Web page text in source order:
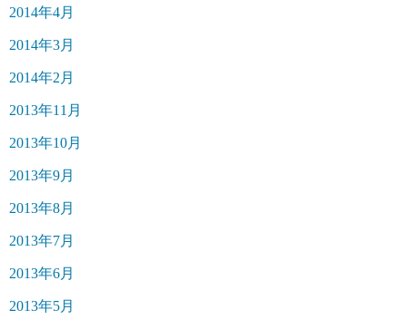
2014年4月
2014年3月
2014年2月
2013年11月
2013年10月
2013年9月
2013年8月
2013年7月
2013年6月
2013年5月